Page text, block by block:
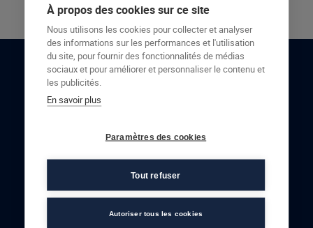
RESTONS EN CONTACT
À propos des cookies sur ce site
Nous utilisons les cookies pour collecter et analyser
des informations sur les performances et l'utilisation
du site, pour fournir des fonctionnalités de médias
sociaux et pour améliorer et personnaliser le contenu et
les publicités.
En savoir plus
Paramètres des cookies
Tout refuser
Autoriser tous les cookies